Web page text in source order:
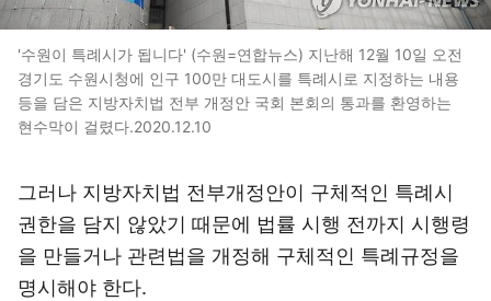
'수원이 특례시가 됩니다' (수원=연합뉴스) 지난해 12월 10일 오전
경기도 수원시청에 인구 100만 대도시를 특례시로 지정하는 내용
등을 담은 지방자치법 전부 개정안 국회 본회의 통과를 환영하는
현수막이 걸렸다.2020.12.10
그러나 지방자치법 전부개정안이 구체적인 특례시
권한을 담지 않았기 때문에 법률 시행 전까지 시행령
을 만들거나 관련법을 개정해 구체적인 특례규정을
명시해야 한다.